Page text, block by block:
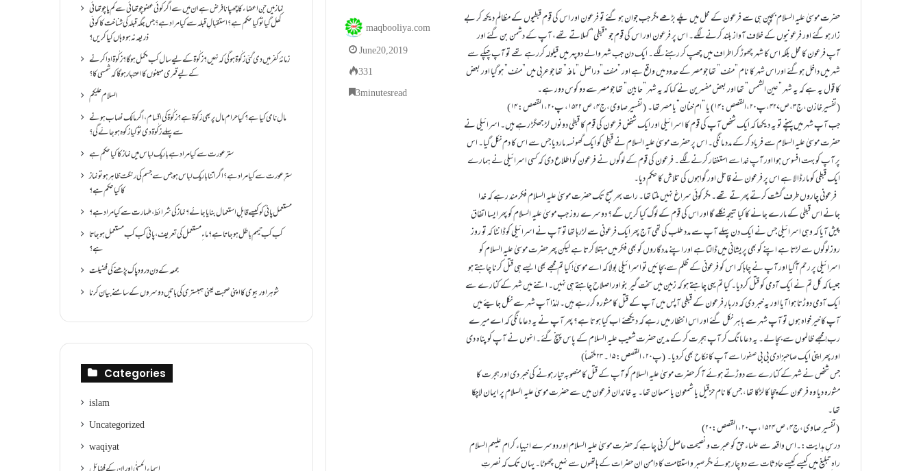
حضرت موسیٰ علیہ السلام بچپن ہی سے فرعون کے محل میں پلے بڑھے مگر جب جوان ہو گئے تو فرعون اور اس کی قوم قبطیوں کے مظالم دیکھ کر بے
زار ہو گئے اور فرعونیوں کے خلاف آواز بلند کرنے لگے۔ اس پر فرعون اور اس کی قوم جو ”قبطی” کہلاتے تھے، آپ کے دشمن بن گئے اور
آپ فرعون کا محل بلکہ اس کا شہر چھوڑ کر اطراف میں چھپ کر رہنے لگے۔ ایک دن جب شہر والے دوپہر میں قیلولہ کررہے تھے تو آپ چپکے سے
شہر میں داخل ہوگئے اور اس شہر کا نام ”منف” تھا جو مصر کے حدود میں واقع ہے اور ”منف”دراصل ”مافہ” تھا جو عربی میں ”منف” ہو گیا اور بعض
کا قول یہ ہے کہ یہ شہر ”عین الشمس” تھا اور بعض مفسرین نے کہا کہ یہ شہر ”حابین” تھا جو مصر سے دو کوس دور ہے۔
(تفسیرخازن،ج۳،ص۴۲۷،پ۲۰،القصص:۱۴) یا ”ام خنان”یا مصر تھا۔ (تفسیر صاوی،ج۴، ص ۱۵۲۲، پ۲۰، القصص: ۱۴)
جب آپ شہر میں پہنچے تو یہ دیکھا کہ ایک شخص آپ کی قوم کا اسرائیلی اور ایک شخض فرعون کی قوم کا قبطی دونوں لڑ جھگڑ رہے ہیں۔ اسرائیلی نے
حضرت موسیٰ علیہ السلام سے فریاد کر کے مدد مانگی۔ اس پر حضرت موسیٰ علیہ السلام نے قبطی کو ایک گھونسہ ماردیا جس سے اس کا دم نکل گیا۔ اس
پر آپ کو بہت افسوس ہوا اور آپ خدا سے استغفار کرنے لگے۔ فرعون کی قوم کے لوگوں نے فرعون کو اطلاع دی کہ کسی اسرائیلی نے ہمارے
ایک قبطی کو مار ڈالا ہے اس پر فرعون نے قاتل اور گواہوں کی تلاش کا حکم دیا۔
فرعونی چاروں طرف گشت کرتے پھرتے تھے۔ مگر کوئی سراغ نہیں ملتا تھا۔ رات بھر صبح تک حضرت موسیٰ علیہ السلام فکر مند رہے کہ خدا
جانے اس قبطی کے مارے جانے کا کیا نتیجہ نکلے گا اور اس کی قوم کے لوگ کیا کریں گے؟ دوسرے روز جب موسیٰ علیہ السلام کو پھر ایسا اتفاق
پیش آیا کہ وہی اسرائیلی جس نے ایک دن پہلے آپ سے مدد طلب کی تھی آج پھر ایک فرعونی سے لڑرہا تھا تو آپ نے اسرائیلی کو ڈانٹا کہ تو روز
روز لوگوں سے لڑتا ہے اپنے کو بھی پریشانی میں ڈالتا ہے اور اپنے مددگاروں کو بھی فکر میں مبتلا کرتا ہے لیکن پھر حضرت موسیٰ علیہ السلام کو
اسرائیلی پر رحم آگیا اور آپ نے چاہا کہ اس کو فرعونی کے ظلم سے بچائیں تو اسرائیلی بولا کہ اے موسیٰ! کیا تم مجھے بھی ایسے ہی قتل کرنا چاہتے ہو
جیسا کہ کل تم نے ایک آدمی کو قتل کردیا۔ کیا تم یہی چاہتے ہو کہ زمین میں سخت گیر بنو اور اصلاح چاہتے ہی نہیں۔ اتنے میں شہر کے کنارے سے
ایک آدمی دوڑتا ہوا آیا اور یہ خبر دی کہ دربارِ فرعون کے قبطی آپس میں آپ کے قتل کا مشورہ کررہے ہیں۔ لہٰذا آپ شہر سے نکل جایئے میں
آپ کا خیر خواہ ہوں تو آپ شہر سے باہر نکل گئے اور اس انتظار میں رہے کہ دیکھئے اب کیا ہوتا ہے؟ پھر آپ نے یہ دعا مانگی کہ اے میرے
رب! مجھے ظالموں سے بچالے۔ یہ دعا مانگ کر آپ ہجرت کر کے مدین حضرت شعیب علیہ السلام کے پاس پہنچ گئے۔ انہوں نے آپ کو پناہ دی
اور پھر اپنی ایک صاحبزادی بی بی صفورا سے آپ کا نکاح بھی کردیا۔ (پ۲۰، القصص: ۱۵۔ ۲۳ملخصاً)
جس شخص نے شہرکے کنارے سے دوڑتے ہوئے آ کر حضرت موسیٰ علیہ السلام کو آپ کے قتل کا منصوبہ تیار ہونے کی خبر دی اور ہجرت کا
مشورہ دیا وہ فرعون کے چچا کا لڑکا تھا، جس کا نام حزقیل یا شمعون یا سمعان تھا۔ یہ خاندان فرعون میں سے حضرت موسیٰ علیہ السلام پر ایمان لاچکا
تھا۔
(تفسیر صاوی،ج۴، ص ۱۵۲۴،پ۲۰، القصص:۲۰)
درسِ ہدایت:۔اس واقعہ سے علماء حق کو عبرت و نصیحت حاصل کرنی چاہے کہ حضرت موسیٰ علیہ السلام اور دوسرے انبیاء کرام علیہم السلام
راہ ِ تبلیغ میں کیسے کیسے حادثات سے دو چار ہوئے مگر صبر و استقامت کا دامن ان حضرات کے ہاتھوں سے نہیں چھوٹا۔ یہاں تک کہ نصرتِ
maqbooliya.com
June 20, 2019
331
3 minutes read
نماز میں جن اعضاء کا چھپانا فرض ہے ان میں سے اگر کوئی عضو چوتھائی سے کم یا چوتھائی
کھل گیا تو کیا حکم ہے؟استقبالِ قبلہ سے کیا مراد ہے؟جس جگہ قبلہ کی شناخت کا کوئی
ذریعہ نہ ہو وہاں کیا کریں؟
زمانۂ کفر میں دی گئی زکٰوۃ ہو گی کہ نہیں؟زکٰوۃ کے لیے سال کب مکمل ہو گا؟زکٰوۃ ادا کرنے
کے لیے قمری مہینوں کا اعتبار ہو گا کہ شمسی کا؟
السلام علیکم
مالِ نامی کیا ہے؟ کیا حرام مال پر بھی زکوۃ ہے؟ زکٰوۃ کی اقسام ،اگر مالک نصاب ہونے
سے پہلے زکٰوۃ دی تو کیا زکوه ہو جائےگی؟
ستر عورت سے کیا مراد ہے باریک لباس میں نماز کا کیا حکم ہے
سترِ عورت سے کیا مراد ہے؟اگر اتنا باریک لباس ہو جس سے جسم کی رنگت ظاہر ہو تو نماز
کا کیا حکم ہے؟
مستعمل پانی کو کیسے قابلِ استعمال بنایا جائے؟ نماز کی شرائط ،طہارت سے کیا مراد ہے؟
کب کب تیمم باطل ہو جاتا ہے؟ ماءِ مستعمل کی تعریف ،پانی کب کب مستعمل ہو جاتا
ہے؟
جمعہ کے دن درود پاک پڑھنے کی فضیلت
شوہر اور بیوی کا اپنی صحبت یعنی ہمبستری کی باتیں دوسروں کے سامنے بیان کرنا
Categories
islam
Uncategorized
waqiyat